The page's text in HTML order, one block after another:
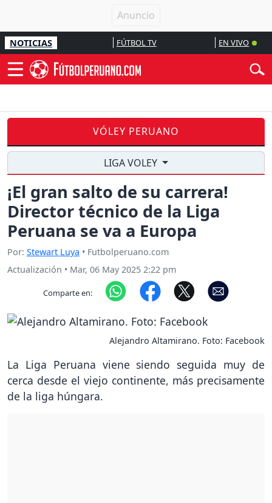
NOTICIAS FÚTBOL TV EN VIVO
VÓLEY PERUANO
LIGA VOLEY
¡El gran salto de su carrera!
Director técnico de la Liga
Peruana se va a Europa
Por: Stewart Luya • Futbolperuano.com
Actualización • Mar, 06 May 2025 2:22 pm
Comparte en:
Alejandro Altamirano. Foto: Facebook
La Liga Peruana viene siendo seguida muy de
cerca desde el viejo continente, más precisamente
de la liga húngara.